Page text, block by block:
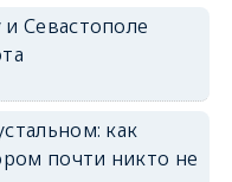
Севастополе
как
почти никто не